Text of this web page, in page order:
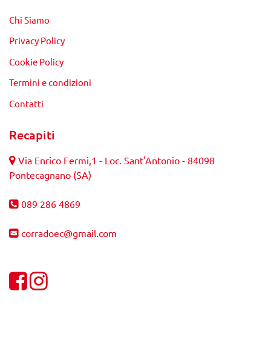
Chi Siamo
Privacy Policy
Cookie Policy
Termini e condizioni
Contatti
Recapiti
Via Enrico Fermi,1 - Loc. Sant'Antonio - 84098
Pontecagnano (SA)
089 286 4869
corradoec@gmail.com
Visualizza la nostra pagina Facebook
Visualizza il nostro profilo Instagram